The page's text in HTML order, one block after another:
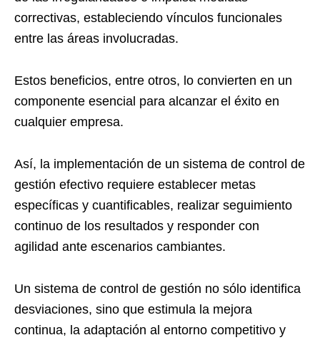
correctivas, estableciendo vínculos funcionales
entre las áreas involucradas.
Estos beneficios, entre otros, lo convierten en un
componente esencial para alcanzar el éxito en
cualquier empresa.
Así, la implementación de un sistema de control de
gestión efectivo requiere establecer metas
específicas y cuantificables, realizar seguimiento
continuo de los resultados y responder con
agilidad ante escenarios cambiantes.
Un sistema de control de gestión no sólo identifica
desviaciones, sino que estimula la mejora
continua, la adaptación al entorno competitivo y